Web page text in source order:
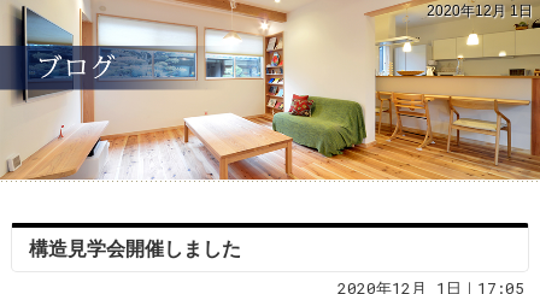
2020年12月 1日
構造見学会開催しました
2020年12月 1日｜17:05